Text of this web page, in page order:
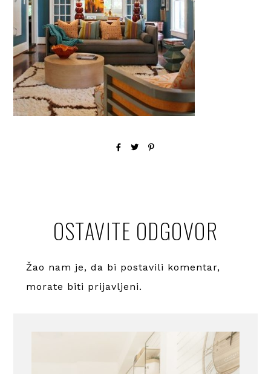
OSTAVITE ODGOVOR
Žao nam je, da bi postavili komentar,
morate biti prijavljeni.